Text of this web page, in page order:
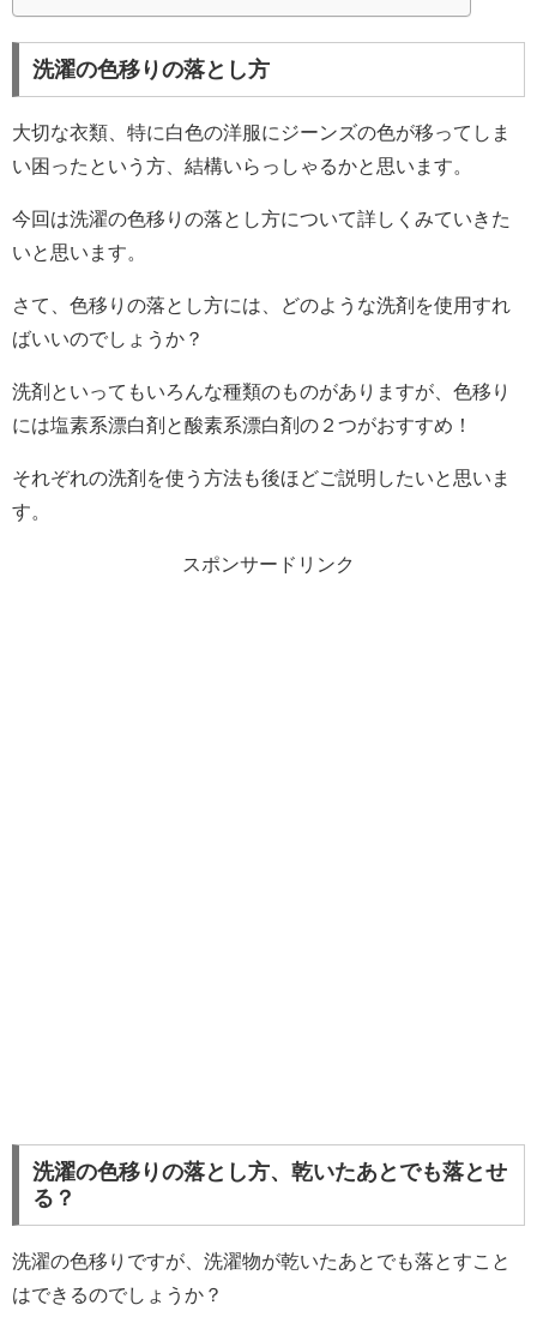
洗濯の色移りの落とし方
大切な衣類、特に白色の洋服にジーンズの色が移ってしま
い困ったという方、結構いらっしゃるかと思います。
今回は洗濯の色移りの落とし方について詳しくみていきた
いと思います。
さて、色移りの落とし方には、どのような洗剤を使用すれ
ばいいのでしょうか？
洗剤といってもいろんな種類のものがありますが、色移り
には塩素系漂白剤と酸素系漂白剤の２つがおすすめ！
それぞれの洗剤を使う方法も後ほどご説明したいと思いま
す。
スポンサードリンク
洗濯の色移りの落とし方、乾いたあとでも落とせ
る？
洗濯の色移りですが、洗濯物が乾いたあとでも落とすこと
はできるのでしょうか？